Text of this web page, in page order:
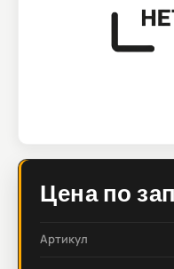
Цена по
Артикул